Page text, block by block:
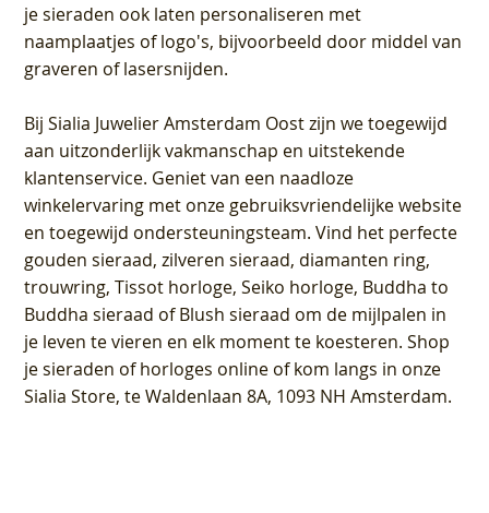
je sieraden ook laten personaliseren met
naamplaatjes of logo's, bijvoorbeeld door middel van
graveren of lasersnijden.
BijSialia Juwelier Amsterdam Oostzijn we toegewijd
aan uitzonderlijk vakmanschap en uitstekende
klantenservice. Geniet van een naadloze
winkelervaring met onze gebruiksvriendelijke website
en toegewijd ondersteuningsteam. Vind het perfecte
gouden sieraad, zilveren sieraad, diamanten ring,
trouwring, Tissot horloge, Seiko horloge, Buddha to
Buddha sieraad of Blush sieraad om de mijlpalen in
je leven te vieren en elk moment te koesteren. Shop
je sieraden of horloges online of kom langs in onze
Sialia Store, te Waldenlaan 8A, 1093 NH Amsterdam.